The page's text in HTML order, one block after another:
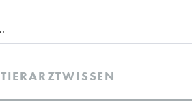
TIERARZTWISSEN